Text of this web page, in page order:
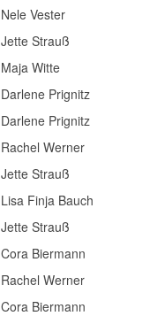
Nele Vester
Jette Strauß
Maja Witte
Darlene Prignitz
Darlene Prignitz
Rachel Werner
Jette Strauß
Lisa Finja Bauch
Jette Strauß
Cora Biermann
Rachel Werner
Cora Biermann